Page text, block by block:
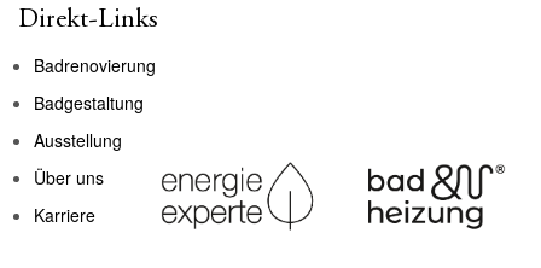
Direkt-Links
Badrenovierung
Badgestaltung
Ausstellung
Über uns
Karriere